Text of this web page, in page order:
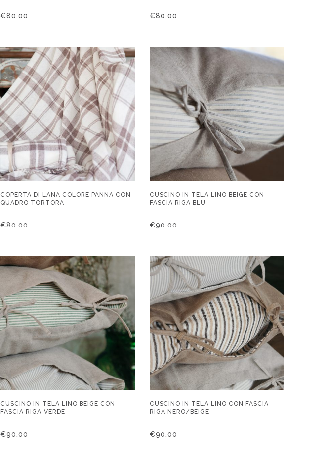
€80.00 €80.00
COPERTA DI LANA COLORE PANNA CON
QUADRO TORTORA
€80.00
CUSCINO IN TELA LINO BEIGE CON
FASCIA RIGA BLU
€90.00
CUSCINO IN TELA LINO BEIGE CON
FASCIA RIGA VERDE
€90.00
CUSCINO IN TELA LINO CON FASCIA
RIGA NERO/BEIGE
€90.00